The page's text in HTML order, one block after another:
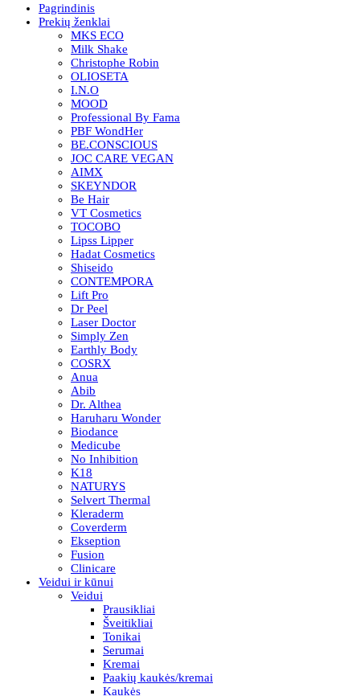
Pagrindinis
Prekių ženklai
MKS ECO
Milk Shake
Christophe Robin
OLIOSETA
I.N.O
MOOD
Professional By Fama
PBF WondHer
BE.CONSCIOUS
JOC CARE VEGAN
AIMX
SKEYNDOR
Be Hair
VT Cosmetics
TOCOBO
Lipss Lipper
Hadat Cosmetics
Shiseido
CONTEMPORA
Lift Pro
Dr Peel
Laser Doctor
Simply Zen
Earthly Body
COSRX
Anua
Abib
Dr. Althea
Haruharu Wonder
Biodance
Medicube
No Inhibition
K18
NATURYS
Selvert Thermal
Kleraderm
Coverderm
Ekseption
Fusion
Clinicare
Veidui ir kūnui
Veidui
Prausikliai
Šveitikliai
Tonikai
Serumai
Kremai
Paakių kaukės/kremai
Kaukės